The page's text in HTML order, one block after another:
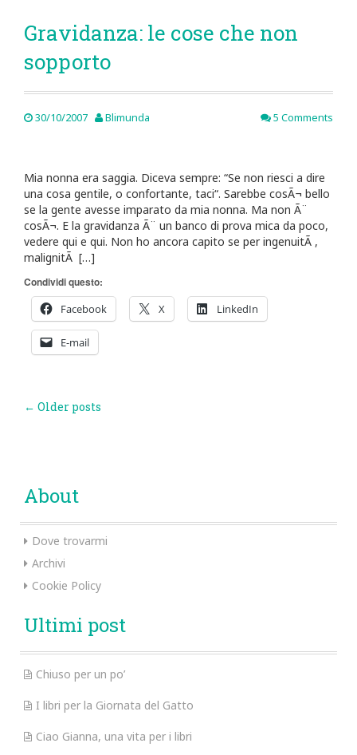
Gravidanza: le cose che non
sopporto
30/10/2007 Blimunda 5 Comments
Mia nonna era saggia. Diceva sempre: “Se non riesci a dire
una cosa gentile, o confortante, taci“. Sarebbe cosÃ¬ bello
se la gente avesse imparato da mia nonna. Ma non Ã¨
cosÃ¬. E la gravidanza Ã¨ un banco di prova mica da poco,
vedere qui e qui. Non ho ancora capito se per ingenuitÃ ,
malignitÃ […]
Condividi questo:
Facebook
X LinkedIn
E-mail
Post
← Older posts
About
Dove trovarmi
Archivi
Cookie Policy
Ultimi post
Chiuso per un po’
I libri per la Giornata del Gatto
Ciao Gianna, una vita per i libri